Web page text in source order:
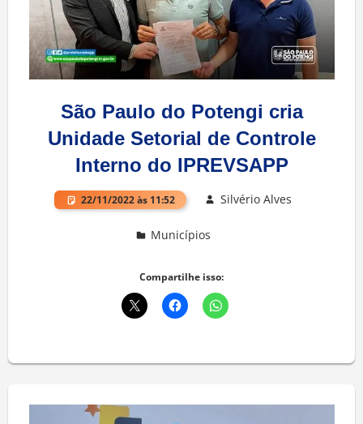
São Paulo do Potengi cria
Unidade Setorial de Controle
Interno do IPREVSAPP
22/11/2022 às 11:52 Silvério Alves
Municípios
Compartilhe isso: